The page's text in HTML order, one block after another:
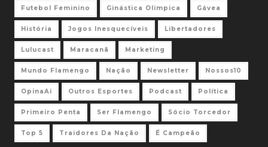
Futebol Feminino Ginástica Olimpica Gávea
História Jogos Inesquecíveis Libertadores
Lulucast Maracanã Marketing
Mundo Flamengo Nação Newsletter Nossos10
OpinaAi Outros Esportes Podcast Política
Primeiro Penta Ser Flamengo Sócio Torcedor
Top 5 Traidores Da Nação É Campeão